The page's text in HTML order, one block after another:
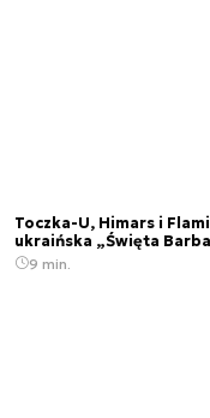
Toczka-U, Himars i
ukraińska „Święta
9 min.